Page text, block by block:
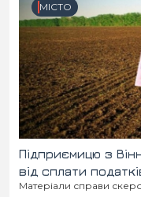
МІСТО
Підприємицю з
від сплати
Матеріали справи